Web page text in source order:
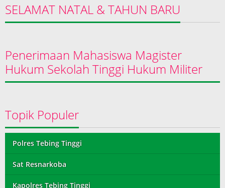
SELAMAT NATAL & TAHUN BARU
Penerimaan Mahasiswa Magister
Hukum Sekolah Tinggi Hukum Militer
Topik Populer
Polres Tebing Tinggi
Sat Resnarkoba
Kapolres Tebing Tinggi